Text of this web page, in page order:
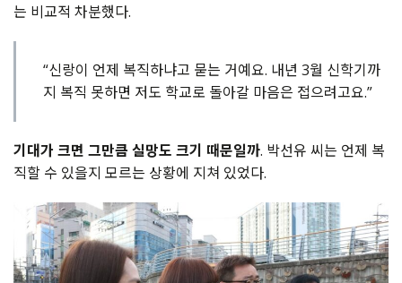
는 비교적 차분했다.
“신랑이 언제 복직하냐고 묻는 거예요. 내년 3월 신학기까
지 복직 못하면 저도 학교로 돌아갈 마음은 접으려고요.”
기대가 크면 그만큼 실망도 크기 때문일까. 박선유 씨는 언제 복
직할 수 있을지 모르는 상황에 지쳐 있었다.